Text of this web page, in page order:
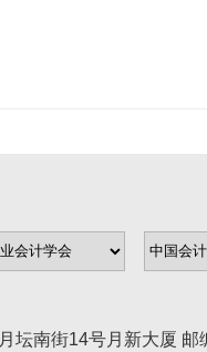
坛南街14号月新大厦